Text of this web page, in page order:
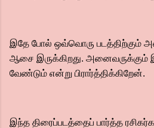
இதே போல் ஒவ்வொரு படத்திற்கும்
ஆசை இருக்கிறது.‌
வேண்டும் என்று பிரார்த்திக்கிறேன்.
இந்த திரைப்படத்தைப் பார்த்த